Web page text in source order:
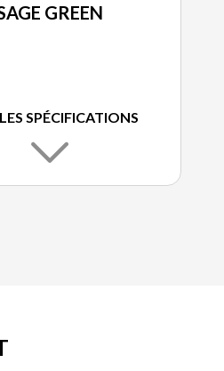
GREEN
SPÉCIFICATIONS